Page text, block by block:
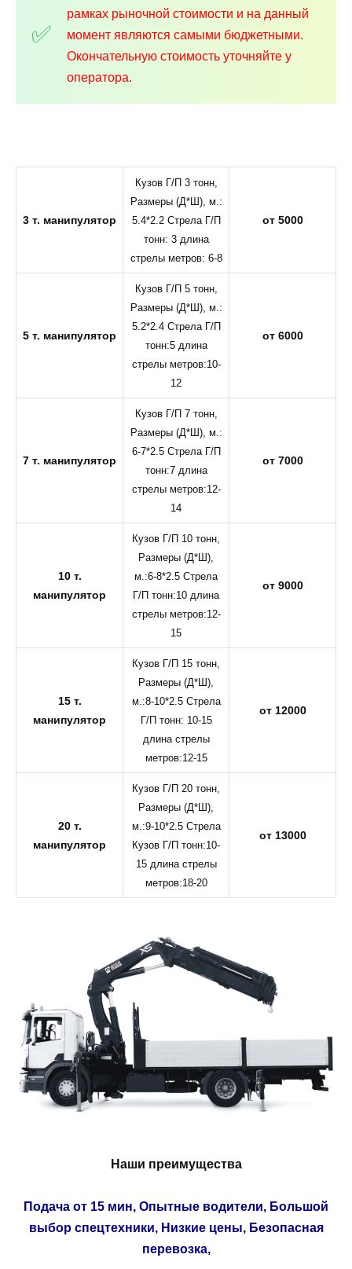
рамках рыночной стоимости и на данный
момент являются самыми бюджетными.
Окончательную стоимость уточняйте у
оператора.
3 т. манипулятор
Кузов Г/П 3 тонн,
Размеры (Д*Ш), м.:
5.4*2.2 Стрела Г/П
тонн: 3 длина
стрелы метров: 6-8
от 5000
5 т. манипулятор
Кузов Г/П 5 тонн,
Размеры (Д*Ш), м.:
5.2*2.4 Стрела Г/П
тонн:5 длина
стрелы метров:10-
12
от 6000
7 т. манипулятор
Кузов Г/П 7 тонн,
Размеры (Д*Ш), м.:
6-7*2.5 Стрела Г/П
тонн:7 длина
стрелы метров:12-
14
от 7000
10 т.
манипулятор
Кузов Г/П 10 тонн,
Размеры (Д*Ш),
м.:6-8*2.5 Стрела
Г/П тонн:10 длина
стрелы метров:12-
15
от 9000
15 т.
манипулятор
Кузов Г/П 15 тонн,
Размеры (Д*Ш),
м.:8-10*2.5 Стрела
Г/П тонн: 10-15
длина стрелы
метров:12-15
от 12000
20 т.
манипулятор
Кузов Г/П 20 тонн,
Размеры (Д*Ш),
м.:9-10*2.5 Стрела
Кузов Г/П тонн:10-
15 длина стрелы
метров:18-20
от 13000
Наши преимущества
Подача от 15 мин, Опытные водители, Большой
выбор спецтехники, Низкие цены, Безопасная
перевозка,